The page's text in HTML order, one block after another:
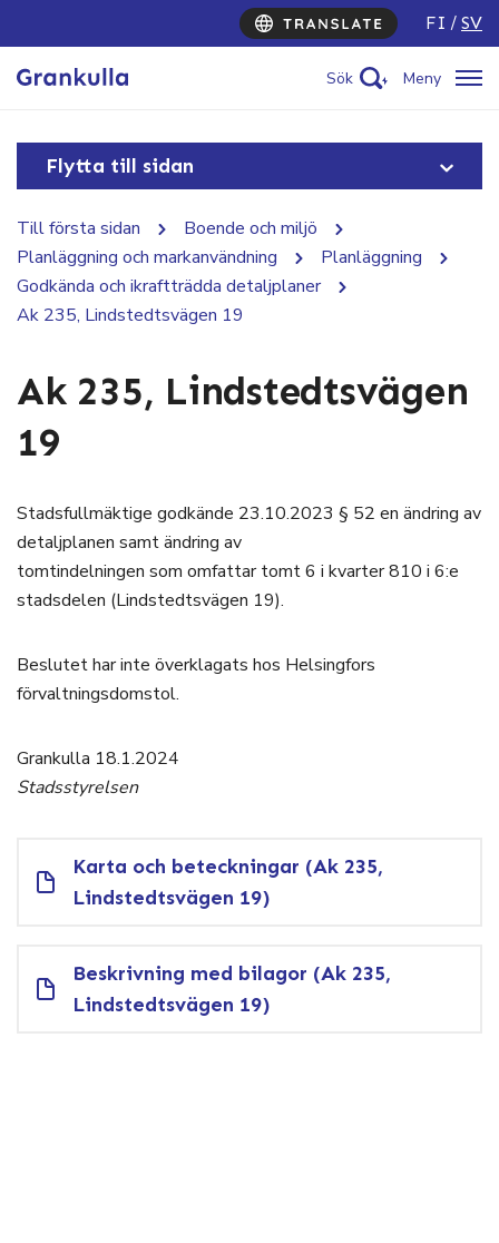
FI SV
Sök Meny
Flytta till sidan
Till första sidan
Boende och miljö
Planläggning och markanvändning
Planläggning
Godkända och ikraftträdda detaljplaner
Ak 235, Lindstedtsvägen 19
Ak 235, Lindstedtsvägen
19
Stadsfullmäktige godkände 23.10.2023 § 52 en ändring av
detaljplanen samt ändring av
tomtindelningen som omfattar tomt 6 i kvarter 810 i 6:e
stadsdelen (Lindstedtsvägen 19).
Beslutet har inte överklagats hos Helsingfors
förvaltningsdomstol.
Grankulla 18.1.2024
Stadsstyrelsen
Karta och beteckningar (Ak 235,
Lindstedtsvägen 19)
Beskrivning med bilagor (Ak 235,
Lindstedtsvägen 19)